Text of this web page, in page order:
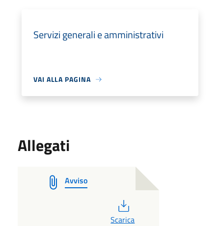
Servizi generali e amministrativi
VAI ALLA PAGINA
Allegati
Avviso
Scarica